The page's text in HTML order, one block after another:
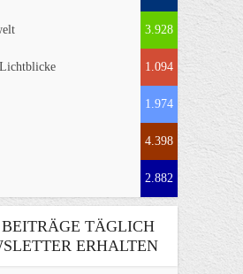
3.928
1.094
1.974
4.398
2.882
BEITRÄGE TÄGLICH
ERHALTEN